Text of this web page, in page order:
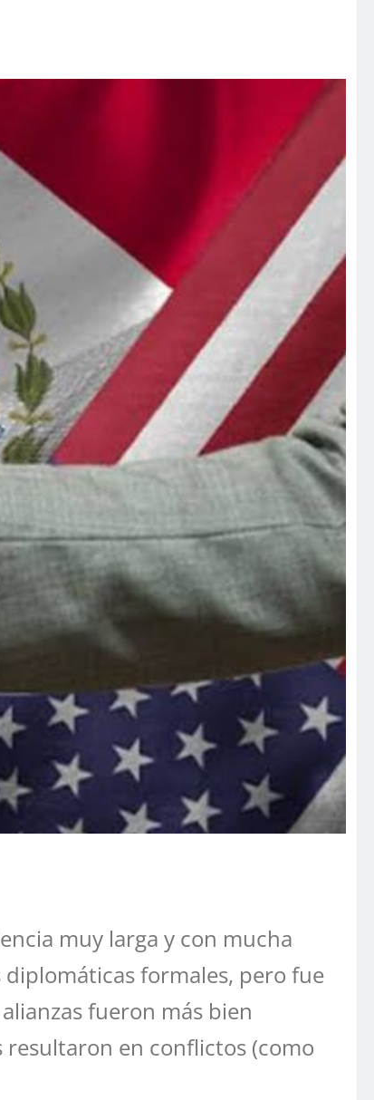
muy larga y con mucha
formales, pero fue
fueron más bien
resultaron en conflictos (como